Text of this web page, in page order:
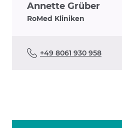
Annette Grüber
RoMed Kliniken
+49 8061 930 958